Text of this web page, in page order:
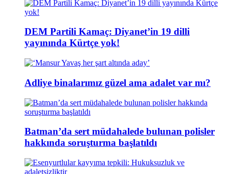
DEM Partili Kamaç: Diyanet’in 19 dilli
yayınında Kürtçe yok!
Adliye binalarımız güzel ama adalet var mı?
Batman’da sert müdahalede bulunan polisler
hakkında soruşturma başlatıldı